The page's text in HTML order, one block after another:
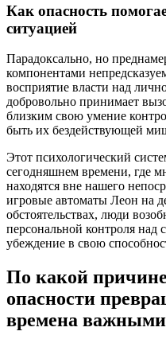
Как опасность
ситуацией
Парадоксально, но
компонентами
восприятие власти над
добровольно принимает
близким свою умение
быть их бездействующей
Этот психологический
сегодняшнем времени, где
находятся вне нашего
игровые автоматы Леон на
обстоятельствах, люди
персональной контроля
убеждение в свою
По какой
опасности
времена важными